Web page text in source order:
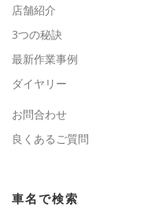
店舗紹介
3つの秘訣
最新作業事例
ダイヤリー
お問合わせ
良くあるご質問
車名で検索